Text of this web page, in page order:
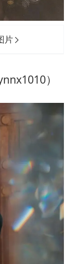
片
）